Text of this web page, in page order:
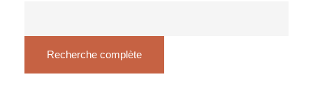
Recherche complète